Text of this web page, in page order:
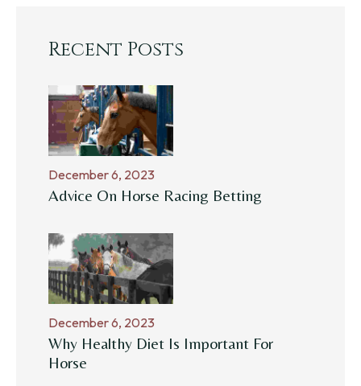
Recent Posts
December 6, 2023
Advice On Horse Racing Betting
December 6, 2023
Why Healthy Diet Is Important For
Horse